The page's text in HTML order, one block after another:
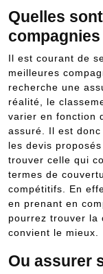
Quelles
Il est courant de
meilleures
recherche une
réalité, le
varier en fonction
assuré. Il est
les devis
trouver celle qui
termes de
compétitifs. En
en prenant en
pourrez trouver la
convient le mieux.
Ou assurer